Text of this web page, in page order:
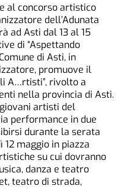
al concorso artistico
dell’Adunata
ad Asti dal 13 al 15
di “Aspettando
di Asti, in
promuove il
A…rtisti”, rivolto a
nella provincia di Asti.
artisti del
performance in due
durante la serata
maggio in piazza
su cui dovranno
danza e teatro
teatro di strada,